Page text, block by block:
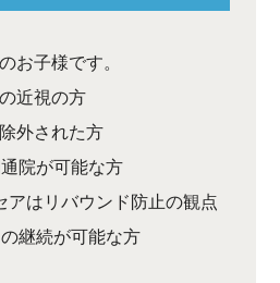
お子様です。
近視の方
外された方
院が可能な方
アはリバウンド防止の観点
継続が可能な方